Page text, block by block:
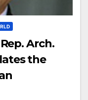
Arch.
the